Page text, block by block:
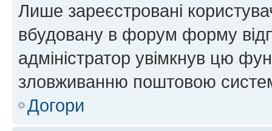
Лише зареєстровані
вбудовану в форум форму
адміністратор увімкнув цю
зловживанню поштовою
Догори